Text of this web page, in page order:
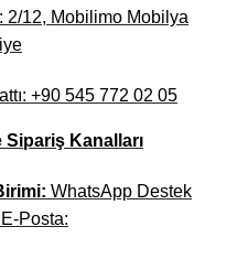
2/12, Mobilimo Mobilya
+90 545 772 02 05
Kanalları
WhatsApp Destek
Posta: